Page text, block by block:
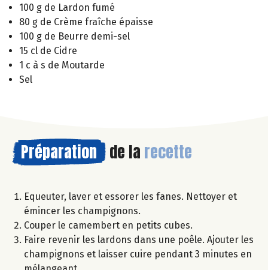
100 g de Lardon fumé
80 g de Crème fraîche épaisse
100 g de Beurre demi-sel
15 cl de Cidre
1 c à s de Moutarde
Sel
Préparation de la recette
Equeuter, laver et essorer les fanes. Nettoyer et
émincer les champignons.
Couper le camembert en petits cubes.
Faire revenir les lardons dans une poêle. Ajouter les
champignons et laisser cuire pendant 3 minutes en